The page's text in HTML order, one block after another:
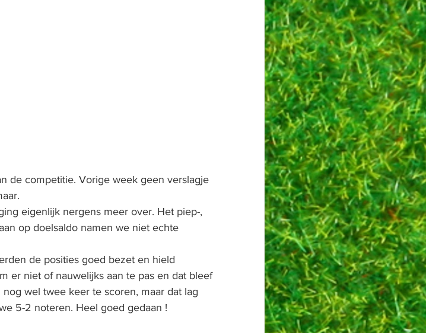
de competitie. Vorige week geen verslagje
eigenlijk nergens meer over. Het piep-,
op doelsaldo namen we niet echte
de posities goed bezet en hield
er niet of nauwelijks aan te pas en dat bleef
wel twee keer te scoren, maar dat lag
5-2 noteren. Heel goed gedaan !